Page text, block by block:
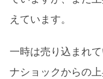
えています。
一時は売り込まれ
ナショックからの